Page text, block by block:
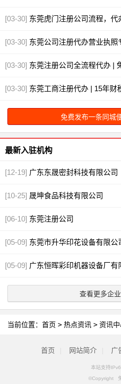
业品牌 [图]
[03-30] 东莞虎门注册公司流程，代
[03-30] 东莞公司注册代办营业执照
[03-30] 东莞注册公司全流程代办 |
[03-30] 东莞工商注册代办 | 15年财
免费发布一条同城
最新入驻机构
[12-19] 广东东晟密封科技有限公司
[10-25] 晟坤食品科技有限公司
[06-10] 东莞注册公司
[05-09] 东莞市升华印花设备有限公
[05-09] 广东恒晖彩印机器设备厂有
查看更多企
当前位置： 首页 > 热点资讯 > 资讯
首页 网站简介 广
本站支持IPv6
©Copyright